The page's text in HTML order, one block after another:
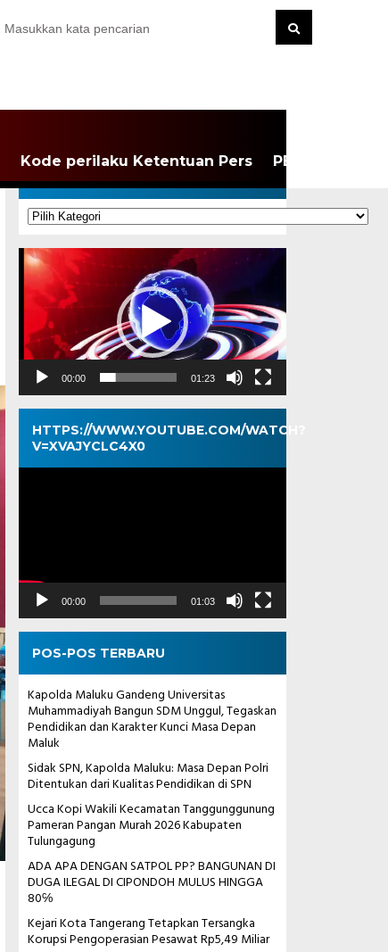
Kode perilaku Ketentuan Pers PEDOMAN
KATEGORI
Kategori
Pemutar
Video
00:00 01:23
HTTPS://WWW.YOUTUBE.COM/WATCH?
V=XVAJYCLC4X0
Pemutar
00:00 01:03
POS-POS TERBARU
Kapolda Maluku Gandeng Universitas
Muhammadiyah Bangun SDM Unggul, Tegaskan
Pendidikan dan Karakter Kunci Masa Depan
Maluk
Sidak SPN, Kapolda Maluku: Masa Depan Polri
Ditentukan dari Kualitas Pendidikan di SPN
Ucca Kopi Wakili Kecamatan Tanggunggunung
Pameran Pangan Murah 2026 Kabupaten
Tulungagung
ADA APA DENGAN SATPOL PP? BANGUNAN DI
DUGA ILEGAL DI CIPONDOH MULUS HINGGA
80℅
Kejari Kota Tangerang Tetapkan Tersangka
Korupsi Pengoperasian Pesawat Rp5,49 Miliar